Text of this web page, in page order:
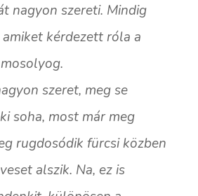
nagyon szereti. Mindig
kérdezett róla a
szeret, meg se
soha, most már meg
rugdosódik fürcsi közben
alszik. Na, ez is